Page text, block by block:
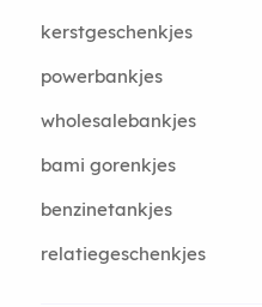
kerstgeschenkjes
powerbankjes
wholesalebankjes
bami gorenkjes
benzinetankjes
relatiegeschenkjes